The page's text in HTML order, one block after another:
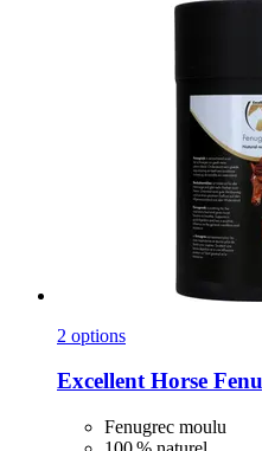
2 options
Excellent Horse
Fenugrec moulu